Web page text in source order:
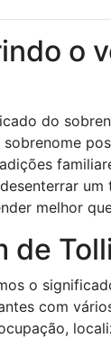
o
do
sobrenome
melhor
de
o
com